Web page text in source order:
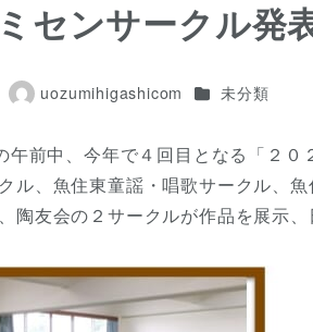
センサークル発
著
uozumihigashicom カテゴリー
未分類
午前中、今年で４回目となる「２
ル、魚住東童謡・唱歌サークル、
陶友会の２サークルが作品を展示